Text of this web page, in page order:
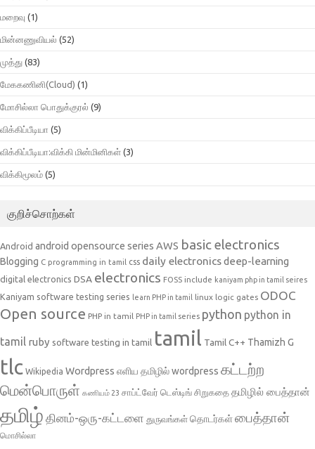
மறைவு (1)
மின்னணுவியல் (52)
முத்து (83)
மேககணினி(Cloud) (1)
மோசில்லா பொதுக்குரல் (9)
விக்கிப்பீடியா (5)
விக்கிப்பீடியா:விக்கி மின்மினிகள் (3)
விக்கிமூலம் (5)
குறிச்சொற்கள்
Android android opensource series AWS basic electronics
Blogging C programming in tamil css daily electronicsdeep-learning
digital electronics DSA electronics FOSS include kaniyam php in tamil seires
Kaniyam software testing series learn PHP in tamil linux logic gates ODOC
Open source PHP in tamil PHP in tamil series python python in
tamil ruby software testing in tamil tamil Tamil C++ Thamizh G
tlc Wikipedia Wordpress எளிய தமிழில் wordpress கட்டற்ற
மென்பொருள் கணியம் 23 சாப்ட்வேர் டெஸ்டிங் சிறுகதை தமிழில் பைத்தான்
தமிழ் தினம்-ஒரு-கட்டளை துருவங்கள் தொடர்கள்பைத்தான்
மொசில்லா